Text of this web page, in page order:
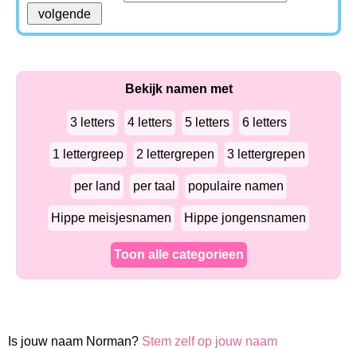
Bekijk namen met
3 letters 4 letters 5 letters 6 letters
1 lettergreep 2 lettergrepen 3 lettergrepen
per land per taal populaire namen
Hippe meisjesnamen Hippe jongensnamen
Toon alle categorieen
Is jouw naam Norman? Stem zelf op jouw naam